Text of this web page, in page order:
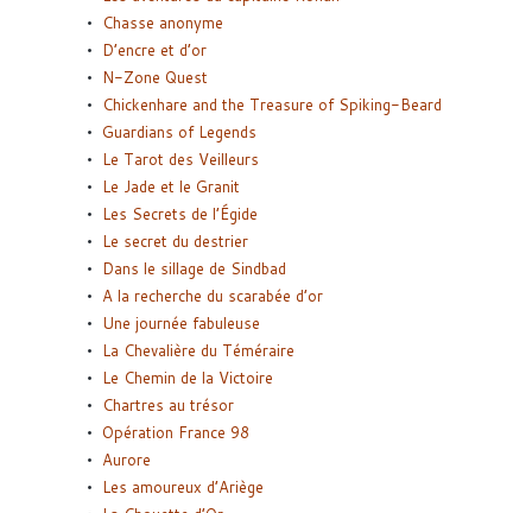
Chasse anonyme
D’encre et d’or
N-Zone Quest
Chickenhare and the Treasure of Spiking-Beard
Guardians of Legends
Le Tarot des Veilleurs
Le Jade et le Granit
Les Secrets de l’Égide
Le secret du destrier
Dans le sillage de Sindbad
A la recherche du scarabée d’or
Une journée fabuleuse
La Chevalière du Téméraire
Le Chemin de la Victoire
Chartres au trésor
Opération France 98
Aurore
Les amoureux d’Ariège